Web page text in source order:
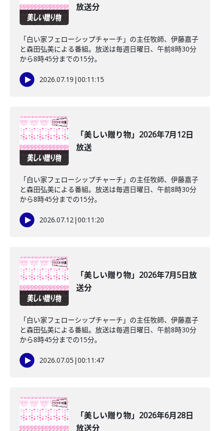
放送分
「白い家フェローシップチャーチ」の主任牧師、伊藤嘉子
と森田弘美による番組。放送は毎週日曜日、午前8時30分
から8時45分までの15分。
2026.07.19 |00:11:15
「美しい贈り物」2026年7月12日
放送
「白い家フェローシップチャーチ」の主任牧師、伊藤嘉子
と森田弘美による番組。放送は毎週日曜日、午前8時30分
から8時45分までの15分。
2026.07.12|00:11:20
「美しい贈り物」2026年7月5日放
送分
「白い家フェローシップチャーチ」の主任牧師、伊藤嘉子
と森田弘美による番組。放送は毎週日曜日、午前8時30分
から8時45分までの15分。
2026.07.05 |00:11:47
「美しい贈り物」2026年6月28日
放送分